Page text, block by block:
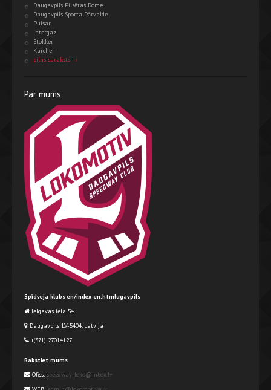
Daugavpils Pilsētas Dome
Daugavpils Sporta Pārvalde
Pulsar
Intergaz
Stokker
Karcher
pilns saraksts →
Par mums
Spīdveja klubs en/index-en.htmlugavpils
Jelgavas iela 54
Daugavpils, LV-5404, Latvija
+(371) 27014127
Rakstiet mums
Ofiss: speedway-loko@inbox.lv